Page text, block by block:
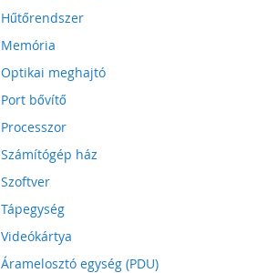
Hűtőrendszer
Memória
Optikai meghajtó
Port bővítő
Processzor
Számítógép ház
Szoftver
Tápegység
Videókártya
Áramelosztó egység (PDU)